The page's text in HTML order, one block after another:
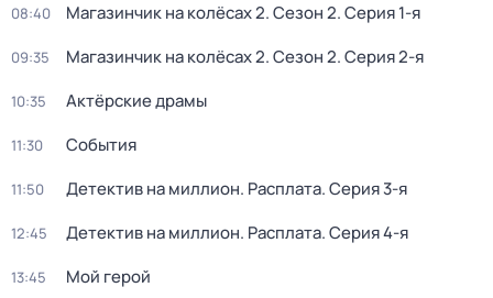
08:40 Магазинчик на колёсах 2. Сезон 2. Серия 1-я
09:35 Магазинчик на колёсах 2. Сезон 2. Серия 2-я
10:35 Актёрские драмы
11:30 События
11:50 Детектив на миллион. Расплата. Серия 3-я
12:45 Детектив на миллион. Расплата. Серия 4-я
13:45 Мой герой